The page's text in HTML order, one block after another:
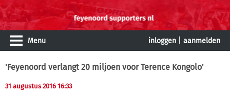
Menu inloggen aanmelden
'Feyenoord verlangt 20 miljoen voor Terence Kongolo'
31 augustus 2016 16:33